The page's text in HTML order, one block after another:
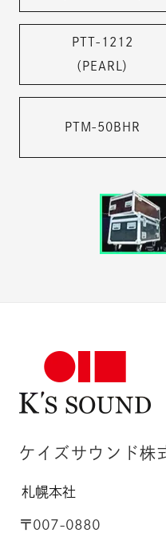
PTT-1212
（PEARL）
PTM-50BHR
ケイズサウンド株
札幌本社
〒007-0880